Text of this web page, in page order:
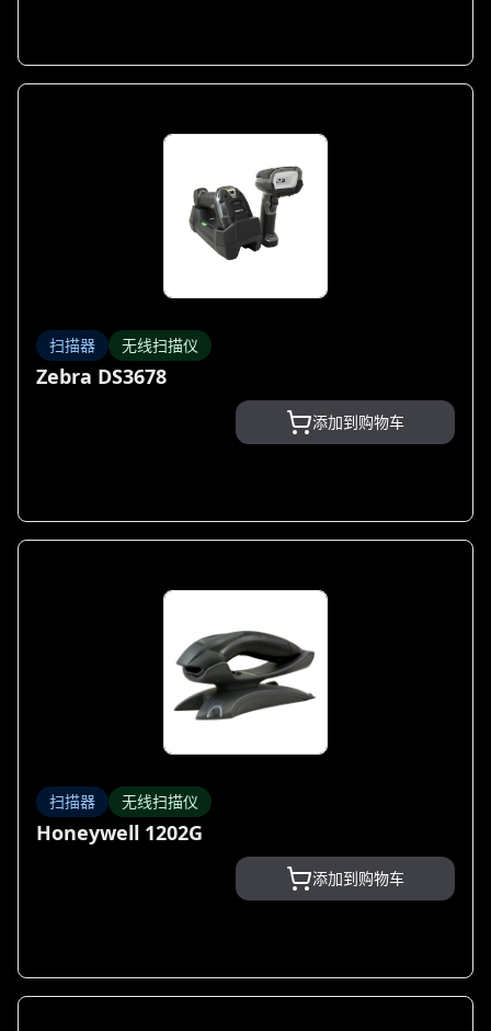
扫描器 无线扫描仪
Zebra DS3678
添加到购物车
扫描器 无线扫描仪
Honeywell 1202G
添加到购物车